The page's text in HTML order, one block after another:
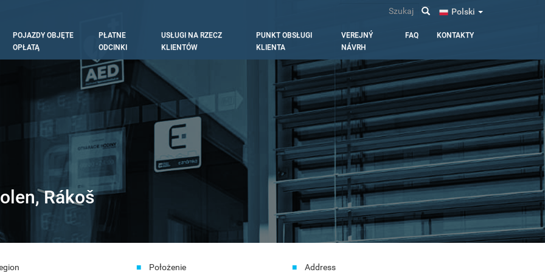
Polski
Szukaj
POJAZDY OBJĘTE
OPŁATĄ
PŁATNE
ODCINKI
USŁUGI NA RZECZ
KLIENTÓW
PUNKT OBSŁUGI
KLIENTA
VEREJNÝ
NÁVRH
FAQ KONTAKTY
Rákoš
Położenie
Address